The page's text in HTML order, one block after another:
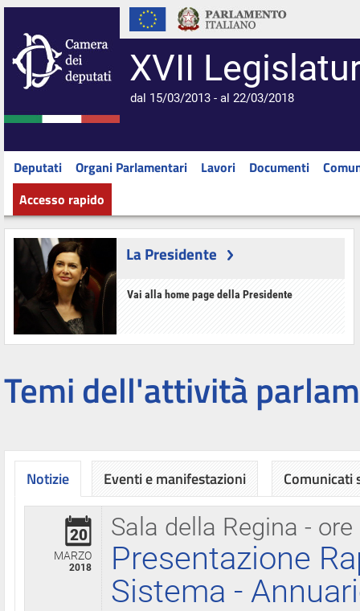
XVII
dal 15/03/2013 - al 22/03/2018
Deputati Organi Parlamentari Lavori Documenti
Accesso rapido
La Presidente
Vai alla home page della Presidente
Temi dell'attività
Notizie
Sala della Regina - ore
20
MARZO
2018
Presentazione
Sistema -
Eventi e manifestazioni Comunicati